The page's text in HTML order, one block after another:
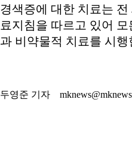
경색증에 대한 치료는
료지침을 따르고 있어
과 비약물적 치료를 시행
두영준 기자